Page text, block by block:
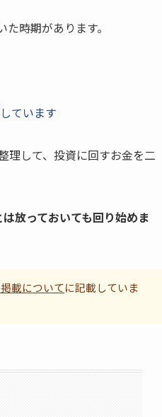
時期があります。
ています
理して、投資に回すお金を二
放っておいても回り始めま
載についてに記載していま